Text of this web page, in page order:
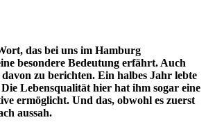
das bei uns im Hamburg
besondere Bedeutung erfährt. Auch
zu berichten. Ein halbes Jahr lebte
Lebensqualität hier hat ihm sogar eine
ermöglicht. Und das, obwohl es zuerst
aussah.